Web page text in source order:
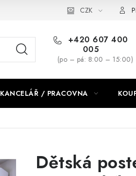
CZK
+420 607 400
005
(po – pá: 8:00 – 15:00)
KANCELÁŘ / PRACOVNA
Dětská